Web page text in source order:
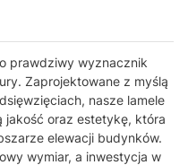
prawdziwy wyznacznik
Zaprojektowane z myślą
nasze lamele
jakość oraz estetykę, która
elewacji budynków.
wymiar, a inwestycja w